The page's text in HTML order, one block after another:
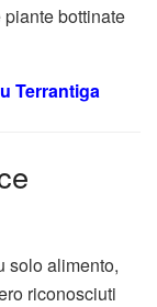
bottinate
Terrantiga
solo alimento,
riconosciuti